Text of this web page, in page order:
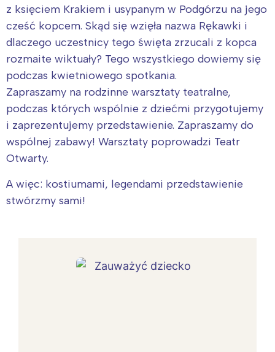
z księciem Krakiem i usypanym w Podgórzu na jego
cześć kopcem. Skąd się wzięła nazwa Rękawki i
dlaczego uczestnicy tego święta zrzucali z kopca
rozmaite wiktuały? Tego wszystkiego dowiemy się
podczas kwietniowego spotkania.
Zapraszamy na rodzinne warsztaty teatralne,
podczas których wspólnie z dziećmi przygotujemy
i zaprezentujemy przedstawienie. Zapraszamy do
wspólnej zabawy! Warsztaty poprowadzi Teatr
Otwarty.
A więc: kostiumami, legendami przedstawienie
stwórzmy sami!